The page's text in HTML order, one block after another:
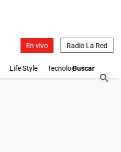
En vivo Radio La Red
Life Style Tecnología